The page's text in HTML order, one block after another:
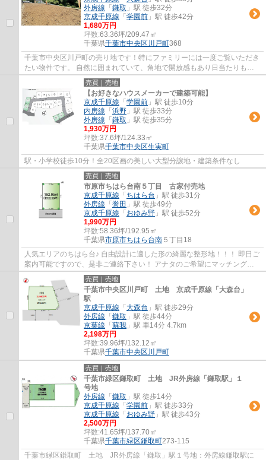
外房線 「 鎌取 」駅 徒歩32分
京成千原線 「 学園前 」駅 徒歩42分
1,680万円
坪数:63.36坪/209.47㎡
千葉県千葉市中央区 川戸町368
千葉市中央区川戸町の売り地です！特にファミリーには一度ご覧いただき
たい物件です。 自然に囲まれていて、角地で開放感もあり日当たりも良
好。そして60坪超えのゆとりある敷地です。...
売買｜売地
【お好きなハウスメーカーで建築可能】
京成千原線 「 学園前 」駅 徒歩10分
内房線 「 浜野 」駅 徒歩33分
外房線 「 鎌取 」駅 徒歩35分
1,930万円
坪数:37.6坪/124.33㎡
千葉県千葉市中央区生実町
駅・小学校徒歩10分！全20区画の美しい大型分譲地・建築条件なし
売買｜売地
市原市ちはら台南５丁目 古家付売地
京成千原線 「 ちはら台 」駅 徒歩31分
外房線 「 誉田 」駅 徒歩49分
京成千原線 「 おゆみ野 」駅 徒歩52分
1,990万円
坪数:58.36坪/192.95㎡
千葉県市原市ちはら台南 ５丁目18
人気エリアのちはら台♪ 自由設計に適した形の綺麗な整形地！！！ 即日ご
案内可能ですので、是非ご連絡下さい！ アナタのご希望にマッチングし
た土地を、エリアで見つけましょう。
売買｜売地
千葉市中央区川戸町 土地 京成千原線「大森台」
駅
京成千原線 「 大森台 」駅 徒歩29分
外房線 「 鎌取 」駅 徒歩44分
京葉線 「 蘇我 」駅 車14分 4.7km
2,198万円
坪数:39.96坪/132.12㎡
千葉県千葉市中央区 川戸町
売買｜売地
千葉市緑区鎌取町 土地 JR外房線「鎌取駅」１
号地
外房線 「 鎌取 」駅 徒歩14分
京成千原線 「 学園前 」駅 徒歩33分
京成千原線 「 おゆみ野 」駅 徒歩43分
2,500万円
坪数:41.65坪/137.70㎡
千葉県千葉市緑区鎌取町273-115
千葉市緑区鎌取町 土地 JR外房線「鎌取」駅１号地：外房線鎌取駅に